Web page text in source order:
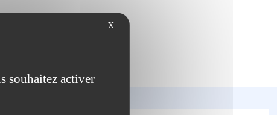
X
souhaitez activer